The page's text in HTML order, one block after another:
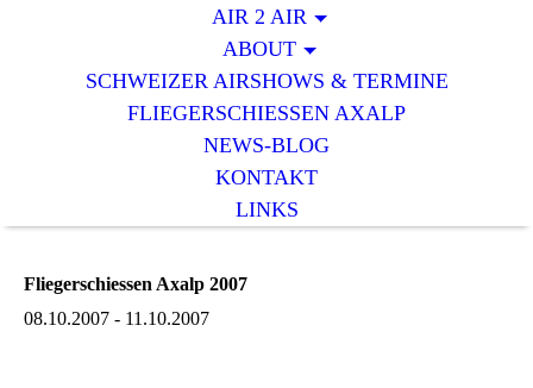
AIR 2 AIR
ABOUT
SCHWEIZER AIRSHOWS & TERMINE
FLIEGERSCHIESSEN AXALP
NEWS-BLOG
KONTAKT
LINKS
Fliegerschiessen Axalp 2007
08.10.2007 - 11.10.2007